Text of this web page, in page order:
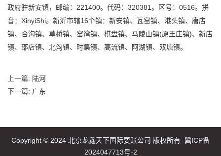
政府驻新安镇，邮编：221400。代码：320381。区号：0516。拼
音：XinyiShi。新沂市辖16个镇：新安镇、瓦窑镇、港头镇、唐店
镇、合沟镇、草桥镇、窑湾镇、棋盘镇、马陵山镇(原王庄镇)、新店
镇、邵店镇、北沟镇、时集镇、高流镇、阿湖镇、双塘镇。
上一篇: 陆河
下一篇: 广东
Copyright © 2024 北京龙鑫天下国际要账公司 版权所有 冀ICP备
2024047713号-2